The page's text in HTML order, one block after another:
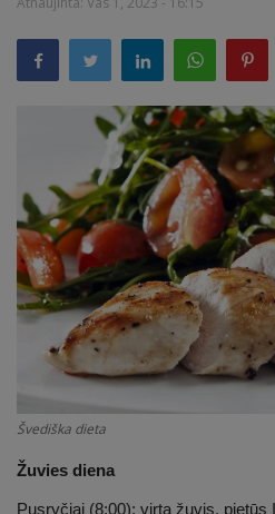
Receptai
Švediška dieta
Žuvies diena
Pusryčiai (8:00): virta žuvis, pietūs